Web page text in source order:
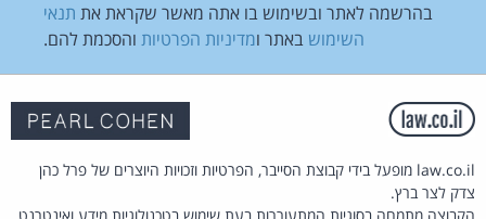
בהרשמה לאתר ובשימוש בו אתה מאשר שקראת את תנאי
השימוש באתר ומדיניות הפרטיות והסכמת להם.
law.co.il מופעל בידי קבוצת הסייבר, הפרטיות וזכויות היוצרים של פרל כהן
צדק לצר ברץ.